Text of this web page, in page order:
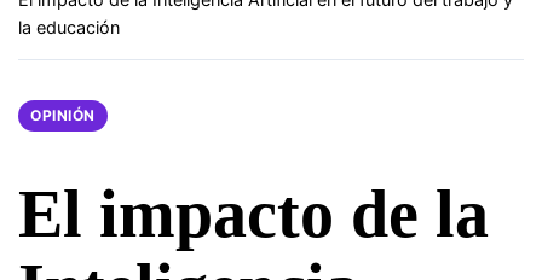
la educación
OPINIÓN
El impacto de la